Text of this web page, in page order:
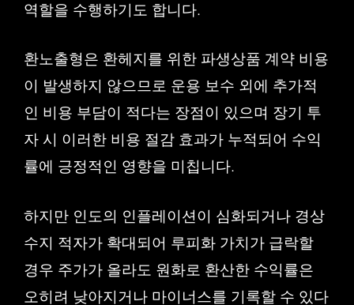
역할을 수행하기도 합니다.
환노출형은 환헤지를 위한 파생상품 계약 비용
이 발생하지 않으므로 운용 보수 외에 추가적
인 비용 부담이 적다는 장점이 있으며 장기 투
자 시 이러한 비용 절감 효과가 누적되어 수익
률에 긍정적인 영향을 미칩니다.
하지만 인도의 인플레이션이 심화되거나 경상
수지 적자가 확대되어 루피화 가치가 급락할
경우 주가가 올라도 원화로 환산한 수익률은
오히려 낮아지거나 마이너스를 기록할 수 있다